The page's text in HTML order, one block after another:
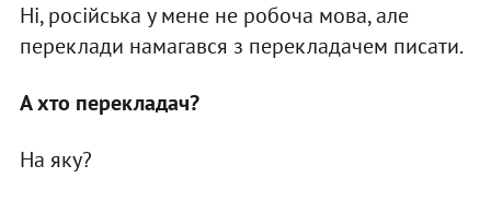
Ні, російська у мене не робоча мова, але
переклади намагався з перекладачем писати.
А хто перекладач?
На яку?